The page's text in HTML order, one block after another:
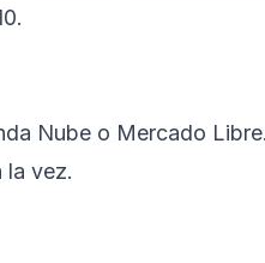
Nube o Mercado
la vez.